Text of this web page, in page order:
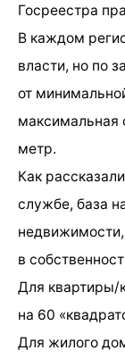
Госреестра
В каждом
власти, но по
от
максимальная
метр.
Как
службе, база
в
Для квартиры/
на 60
Для жилого